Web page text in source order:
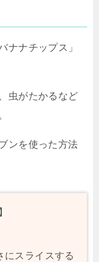
ナナチップス」
虫がたかるなど
ンを使った方法
にスライスする